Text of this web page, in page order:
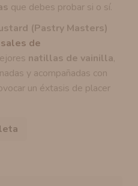
que debes probar si o sí.
(Pastry Masters)
sales de
natillas de vainilla,
y acompañadas con
un éxtasis de placer